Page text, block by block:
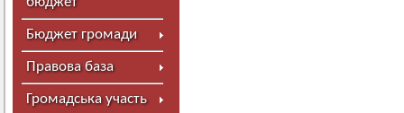
Бюджет громади
Правова база
Громадська участь